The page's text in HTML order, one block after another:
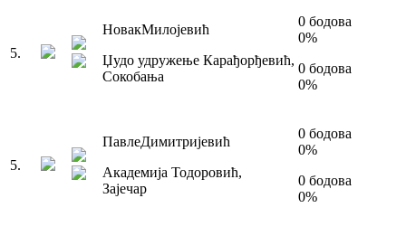
5.
НовакМилојевић
Џудо удружење Карађорђевић,
Сокобања
0 бодова
0%
0 бодова
0%
5.
ПавлеДимитријевић
Академија Тодоровић,
Зајечар
0 бодова
0%
0 бодова
0%